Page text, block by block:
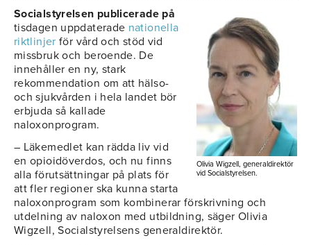
Olivia Wigzell, generaldirektör
vid Socialstyrelsen.
Socialstyrelsen publicerade på
tisdagen uppdaterade nationella
riktlinjer för vård och stöd vid
missbruk och beroende. De
innehåller en ny, stark
rekommendation om att hälso-
och sjukvården i hela landet bör
erbjuda så kallade
naloxonprogram.
– Läkemedlet kan rädda liv vid
en opioidöverdos, och nu finns
alla förutsättningar på plats för
att fler regioner ska kunna starta
naloxonprogram som kombinerar förskrivning och
utdelning av naloxon med utbildning, säger Olivia
Wigzell, Socialstyrelsens generaldirektör.